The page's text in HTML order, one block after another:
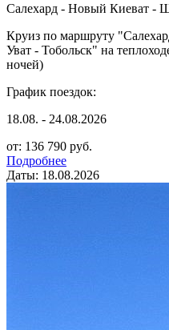
Салехард - Новый Киеват -
Круиз по маршруту
Уват - Тобольск" на
ночей)
График поездок:
18.08. - 24.08.2026
от: 136 790 руб.
Подробнее
Даты: 18.08.2026